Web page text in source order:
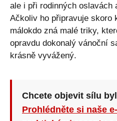
ale i při rodinných oslavách
Ačkoliv ho připravuje skoro
málokdo zná malé triky,
opravdu dokonalý vánoční
krásně vyvážený.
Chcete objevit sílu
Prohlédněte si naše